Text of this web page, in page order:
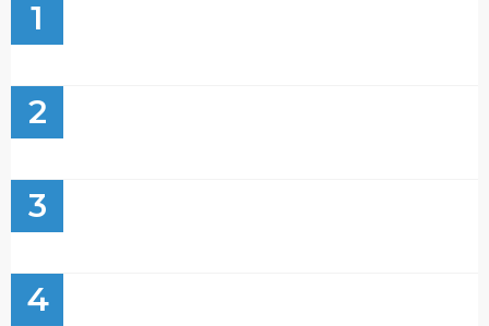
1
2
3
4